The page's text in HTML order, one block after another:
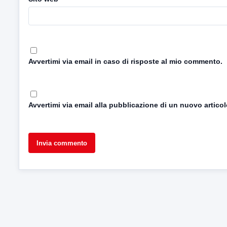
Avvertimi via email in caso di risposte al mio commento.
Avvertimi via email alla pubblicazione di un nuovo